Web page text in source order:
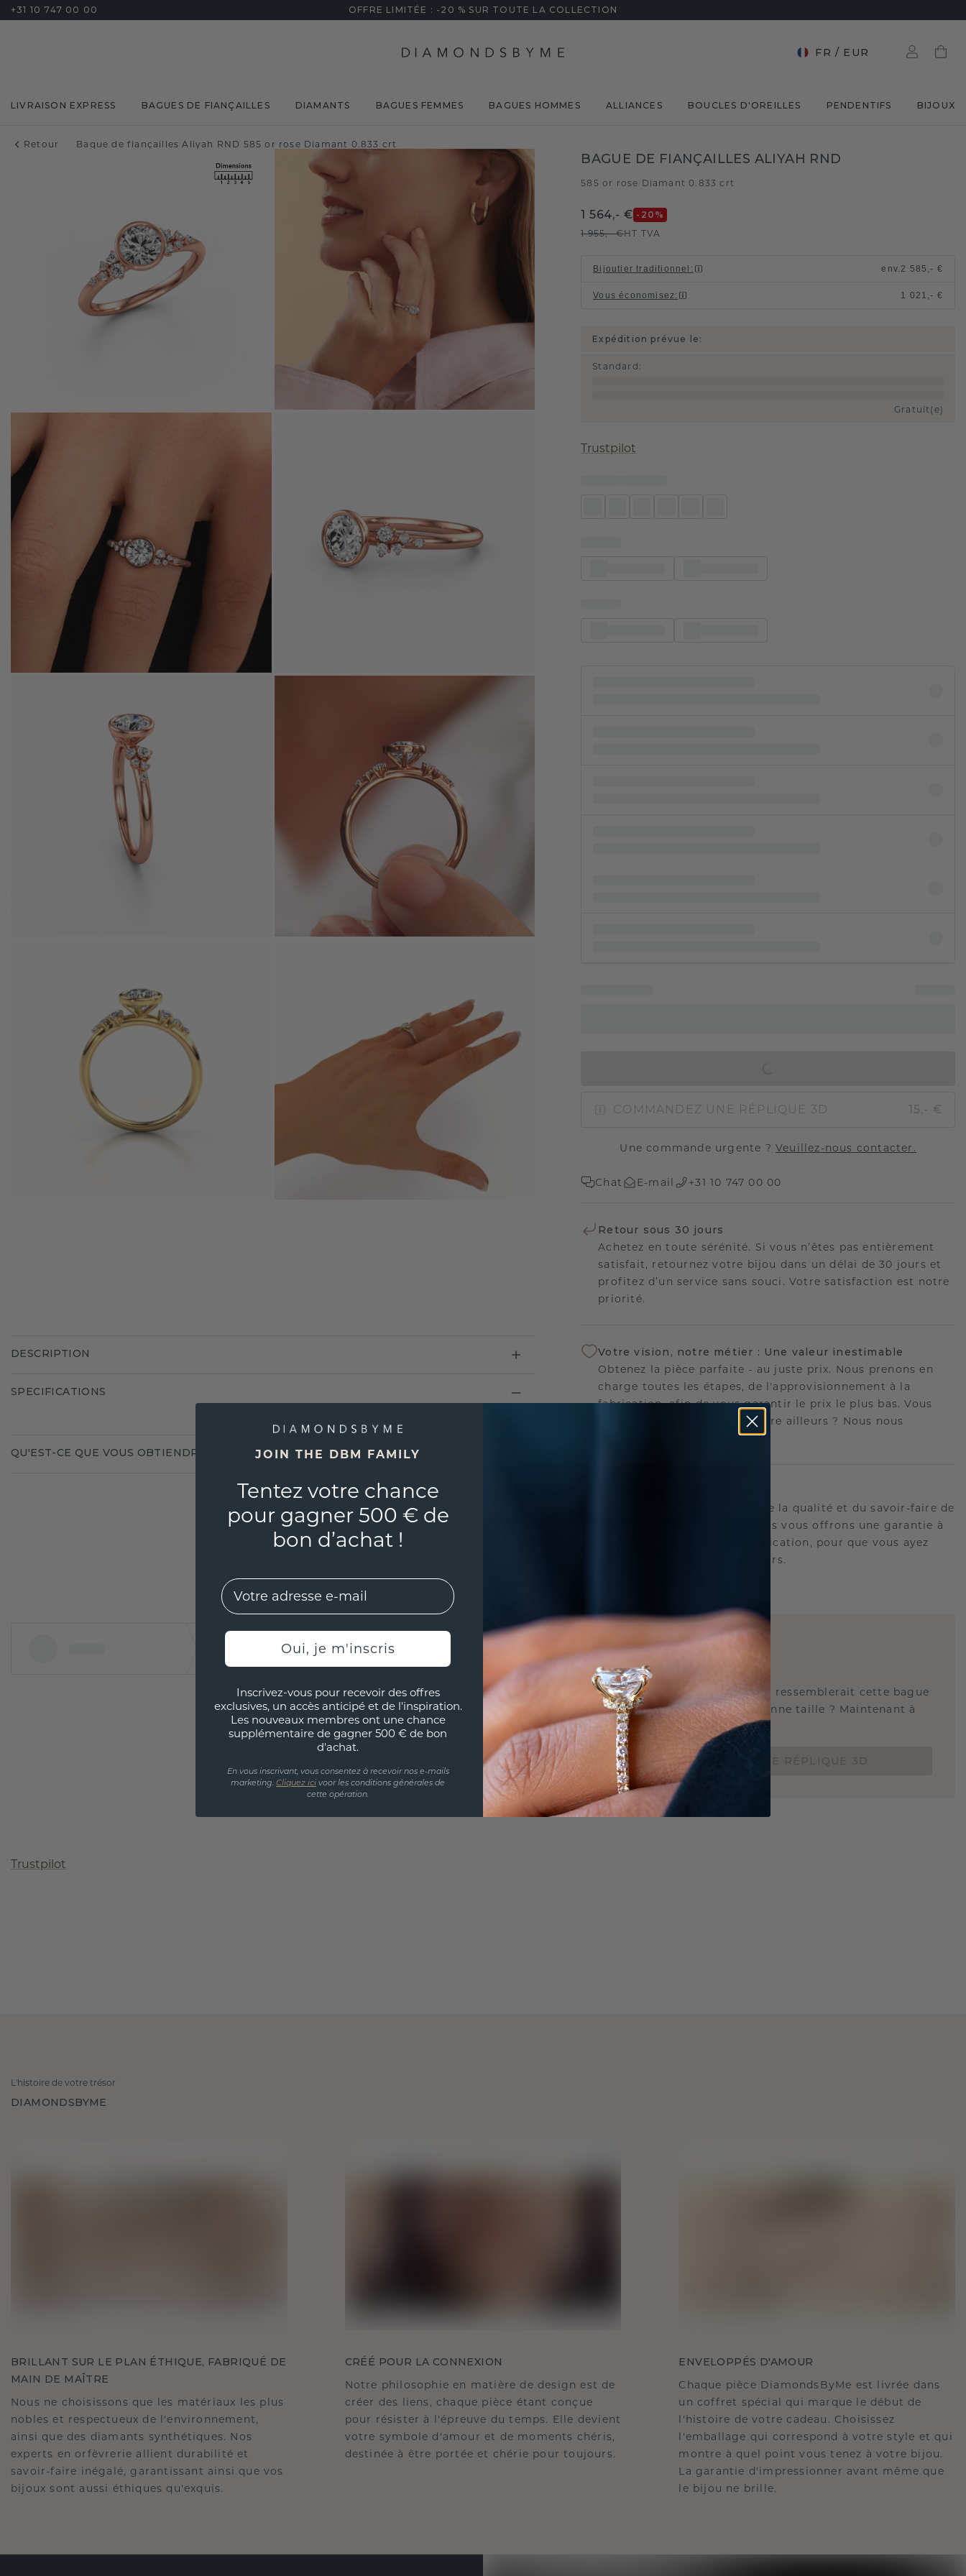
+31 10 747 00 00 OFFRE LIMITÉE : -20 % SUR TOUTE LA COLLECTION
FR / EUR
LIVRAISON EXPRESS BAGUES DE FIANÇAILLES DIAMANTS BAGUES FEMMES BAGUES HOMMES ALLIANCES BOUCLES D'OREILLES PENDENTIFS BIJOUX
Retour Bague de fiançailles Aliyah RND 585 or rose Diamant 0.833 crt
BAGUE DE FIANÇAILLES ALIYAH RND
585 or rose Diamant 0.833 crt
1 564,- € -20 %
1 955,- €HT TVA
Bijoutier traditionnel : env.2 585,- €
Vous économisez: 1 021,- €
Expédition prévue le:
Standard :
Gratuit(e)
Trustpilot
COMMANDEZ UNE RÉPLIQUE 3D 15,- €
Une commande urgente ? Veuillez-nous contacter.
Chat E-mail +31 10 747 00 00
Retour sous 30 jours
Achetez en toute sérénité. Si vous n’êtes pas entièrement
satisfait, retournez votre bijou dans un délai de 30 jours et
profitez d’un service sans souci. Votre satisfaction est notre
priorité.
Votre vision, notre métier : Une valeur inestimable
Obtenez la pièce parfaite - au juste prix. Nous prenons en
charge toutes les étapes, de l'approvisionnement à la
fabrication, afin de vous garantir le prix le plus bas. Vous
avez trouvé une meilleure offre ailleurs ? Nous nous
Nous nous portons garants de la qualité et du savoir-faire de
nos bijoux.C'est pourquoi nous vous offrons une garantie à
vie contre les défauts de fabrication, pour que vous ayez
l'esprit tranquille pour toujours.
RÉPLIQUE 3D
Souhaitez-vous savoir à quoi ressemblerait cette bague
sur vous et si elle est à la bonne taille ? Maintenant à
partir de 15 €.
COMMANDEZ UNE RÉPLIQUE 3D
DESCRIPTION
SPECIFICATIONS
QU'EST-CE QUE VOUS OBTIENDREZ ?
Trustpilot
L'histoire de votre trésor
DIAMONDSBYME
BRILLANT SUR LE PLAN ÉTHIQUE, FABRIQUÉ DE
MAIN DE MAÎTRE
Nous ne choisissons que les matériaux les plus
nobles et respectueux de l'environnement,
ainsi que des diamants synthétiques. Nos
experts en orfèvrerie allient durabilité et
savoir-faire inégalé, garantissant ainsi que vos
bijoux sont aussi éthiques qu'exquis.
CRÉÉ POUR LA CONNEXION
Notre philosophie en matière de design est de
créer des liens, chaque pièce étant conçue
pour résister à l'épreuve du temps. Elle devient
votre symbole d'amour et de moments chéris,
destinée à être portée et chérie pour toujours.
ENVELOPPÉS D'AMOUR
Chaque pièce DiamondsByMe est livrée dans
un coffret spécial qui marque le début de
l'histoire de votre cadeau. Choisissez
l'emballage qui correspond à votre style et qui
montre à quel point vous tenez à votre bijou.
La garantie d'impressionner avant même que
le bijou ne brille.
JOIN THE DBM FAMILY
Tentez votre chance
pour gagner 500 € de
bon d’achat !
EMail
Oui, je m'inscris
Inscrivez-vous pour recevoir des offres
exclusives, un accès anticipé et de l'inspiration.
Les nouveaux membres ont une chance
supplémentaire de gagner 500 € de bon
d'achat.
En vous inscrivant, vous consentez à recevoir nos e-mails
marketing. Cliquez ici voor les conditions générales de
cette opération.